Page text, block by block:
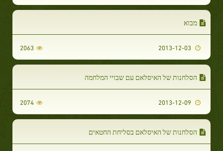
מבוא
2063
הסלחנות של האיסלאם עם שבויי המלחמה
2074
הסלחנות של האיסלאם בסליחת החטאים